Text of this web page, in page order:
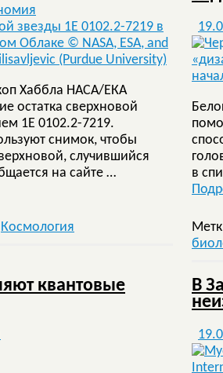
Хаббла НАСА/ЕКА
остатка сверхновой
1E 0102.2-7219.
снимок, чтобы
случившийся
на сайте …
Космология
в
квантовые
В